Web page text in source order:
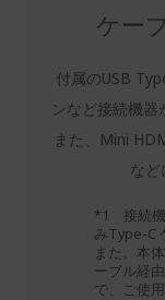
ケー
付属のUSB
ンなど接続機器
また、Mini
など
*1 接続機
みType-C
また、本
ーブル経
で、ご使